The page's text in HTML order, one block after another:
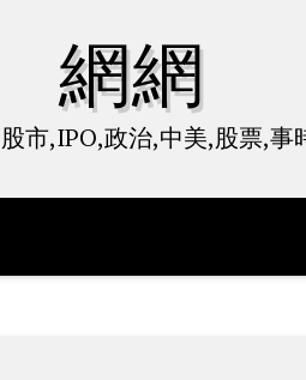
網網
市,IPO,政治,中美,股票,事